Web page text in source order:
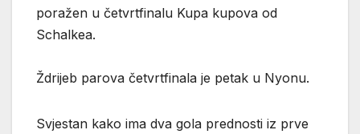
poražen u četvrtfinalu Kupa kupova od
Schalkea.
Ždrijeb parova četvrtfinala je petak u Nyonu.
Svjestan kako ima dva gola prednosti iz prve